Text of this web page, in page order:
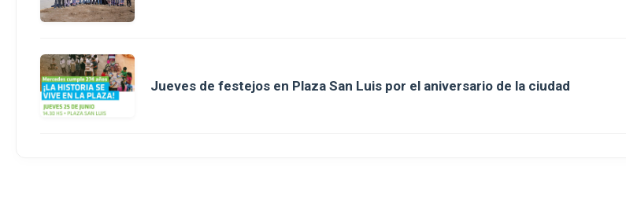
Jueves de festejos en Plaza San Luis por el aniversario de la ciudad